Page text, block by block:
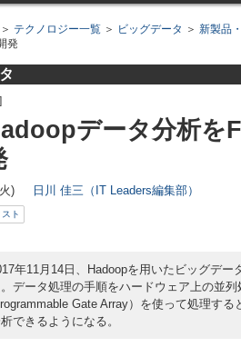
テクノロジー一覧 ＞ ビッグデータ ＞ 新製品
発
]
データ分析を
) 日川 佳三（IT Leaders編集部）
スト
年11月14日、Hadoopを用いたビッグデ
データ処理の手順をハードウェア上の並列
Gate Array）を使って処理す
できるようになる。